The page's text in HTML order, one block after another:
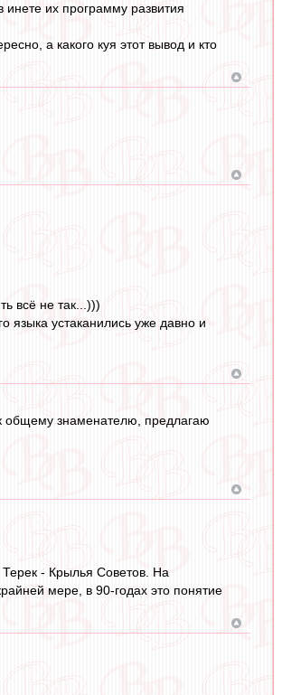
их программу развития
а какого куя этот вывод и кто
всё не так...)))
языка устаканились уже давно и
общему знаменателю, предлагаю
- Крылья Советов. На
мере, в 90-годах это понятие